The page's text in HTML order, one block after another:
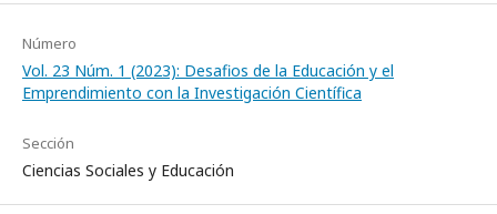
Número
Vol. 23 Núm. 1 (2023): Desafios de la Educación y el
Emprendimiento con la Investigación Científica
Sección
Ciencias Sociales y Educación